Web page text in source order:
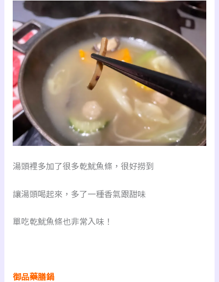
湯頭裡多加了很多乾魷魚條，很好撈到
讓湯頭喝起來，多了一種香氣跟甜味
單吃乾魷魚條也非常入味！
御品藥膳鍋